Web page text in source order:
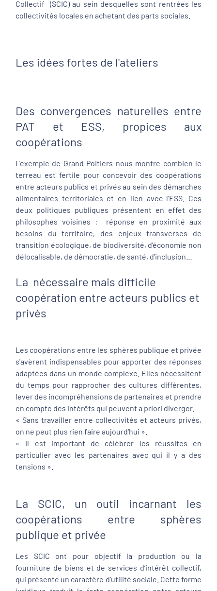
Collectif (SCIC) au sein desquelles sont rentrées les
collectivités locales en achetant des parts sociales.
Les idées fortes de l'ateliers
Des convergences naturelles entre
PAT et ESS, propices aux
coopérations
L'exemple de Grand Poitiers nous montre combien le
terreau est fertile pour concevoir des coopérations
entre acteurs publics et privés au sein des démarches
alimentaires territoriales et en lien avec l'ESS. Ces
deux politiques publiques présentent en effet des
philosophes voisines : réponse en proximité aux
besoins du territoire, des enjeux transverses de
transition écologique, de biodiversité, d'économie non
délocalisable, de démocratie, de santé, d'inclusion…
La nécessaire mais difficile
coopération entre acteurs publics et
privés
Les coopérations entre les sphères publique et privée
s'avèrent indispensables pour apporter des réponses
adaptées dans un monde complexe. Elles nécessitent
du temps pour rapprocher des cultures différentes,
lever des incompréhensions de partenaires et prendre
en compte des intérêts qui peuvent a priori diverger.
« Sans travailler entre collectivités et acteurs privés,
on ne peut plus rien faire aujourd'hui ».
« Il est important de célébrer les réussites en
particulier avec les partenaires avec qui il y a des
tensions ».
La SCIC, un outil incarnant les
coopérations entre sphères
publique et privée
Les SCIC ont pour objectif la production ou la
fourniture de biens et de services d’intérêt collectif,
qui présente un caractère d’utilité sociale. Cette forme